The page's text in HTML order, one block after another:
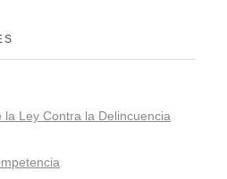
Ley Contra la Delincuencia